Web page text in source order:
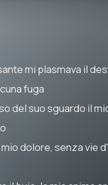
mi plasmava il
fuga
del suo sguardo il
dolore, senza vie